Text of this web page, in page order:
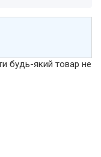
будь-який товар не